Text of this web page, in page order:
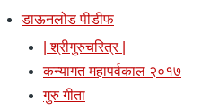
डाऊनलोड पीडीफ
| श्रीगुरुचरित्र |
कन्यागत महापर्वकाल २०१७
गुरु गीता